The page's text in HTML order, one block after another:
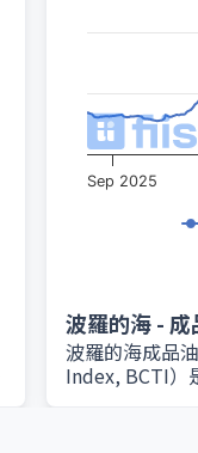
Sep 2025
波羅的海 -
波羅的海成品
Index, BCTI）